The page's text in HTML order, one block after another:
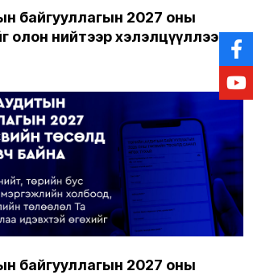
байгууллагын 2027 оны
олон нийтээр хэлэлцүүллээ
байгууллагын 2027 оны